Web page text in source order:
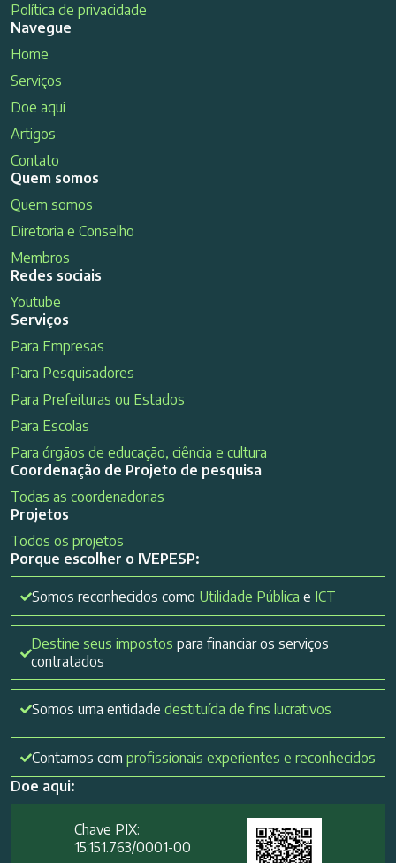
Política de privacidade
Navegue
Home
Serviços
Doe aqui
Artigos
Contato
Quem somos
Quem somos
Diretoria e Conselho
Membros
Redes sociais
Youtube
Serviços
Para Empresas
Para Pesquisadores
Para Prefeituras ou Estados
Para Escolas
Para órgãos de educação, ciência e cultura
Coordenação de Projeto de pesquisa
Todas as coordenadorias
Projetos
Todos os projetos
Porque escolher o IVEPESP:
Somos reconhecidos como Utilidade Pública e ICT
Destine seus impostos para financiar os serviços
contratados
Somos uma entidade destituída de fins lucrativos
Contamos com profissionais experientes e reconhecidos
Doe aqui:
Chave PIX:
15.151.763/0001-00​